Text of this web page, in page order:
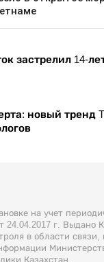
застрелил 14-
новый тренд
на учет
г. Выдано
в области
Казахстан.